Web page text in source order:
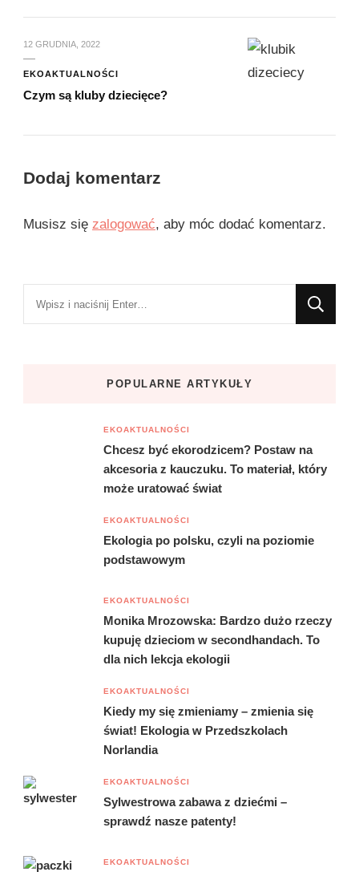
12 GRUDNIA, 2022
EKOAKTUALNOŚCI
Czym są kluby dziecięce?
Dodaj komentarz
Musisz się zalogować, aby móc dodać komentarz.
POPULARNE ARTYKUŁY
EKOAKTUALNOŚCI
Chcesz być ekorodzicem? Postaw na
akcesoria z kauczuku. To materiał, który
może uratować świat
EKOAKTUALNOŚCI
Ekologia po polsku, czyli na poziomie
podstawowym
EKOAKTUALNOŚCI
Monika Mrozowska: Bardzo dużo rzeczy
kupuję dzieciom w secondhandach. To
dla nich lekcja ekologii
EKOAKTUALNOŚCI
Kiedy my się zmieniamy – zmienia się
świat! Ekologia w Przedszkolach
Norlandia
EKOAKTUALNOŚCI
Sylwestrowa zabawa z dziećmi –
sprawdź nasze patenty!
EKOAKTUALNOŚCI